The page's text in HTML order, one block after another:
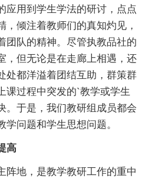
应用到学生学法的研讨，点点
倾注着教师们的真知灼见，
团队的精神。尽管执教品社的
，但无论是在走廊上相遇，还
处都洋溢着团结互助，群策群
课过程中突发的`教学或学生
。于是，我们教研组成员都会
问题和学生思想问题。
高
阵地，是教学教研工作的重中